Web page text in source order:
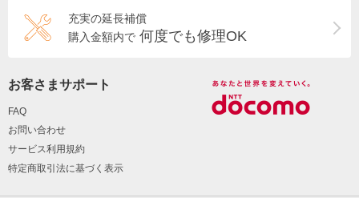
充実の延長補償
購入金額内で 何度でも修理OK
お客さまサポート
FAQ
お問い合わせ
サービス利用規約
特定商取引法に基づく表示